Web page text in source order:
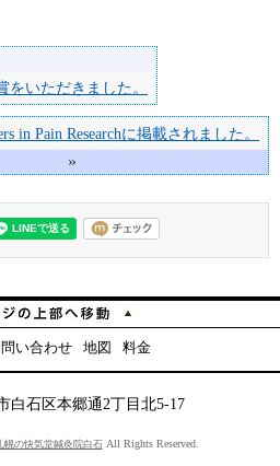
いただきました。
in Pain Researchに掲載されました。
»
い合わせ 地図 料金
白石区本郷通2丁目北5-17
幌の快気堂鍼灸院白石All Rights Reserved.